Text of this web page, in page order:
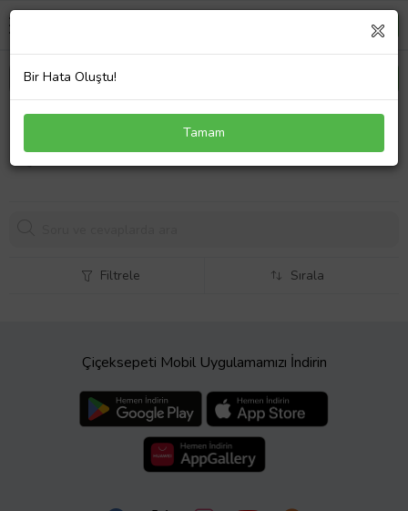
LENOVO G455 Adaptör Laptop Şarj
804,18 TL
Filtrele Sırala
Çiçeksepeti Mobil Uygulamamızı İndirin
Bir Hata Oluştu!
Tamam